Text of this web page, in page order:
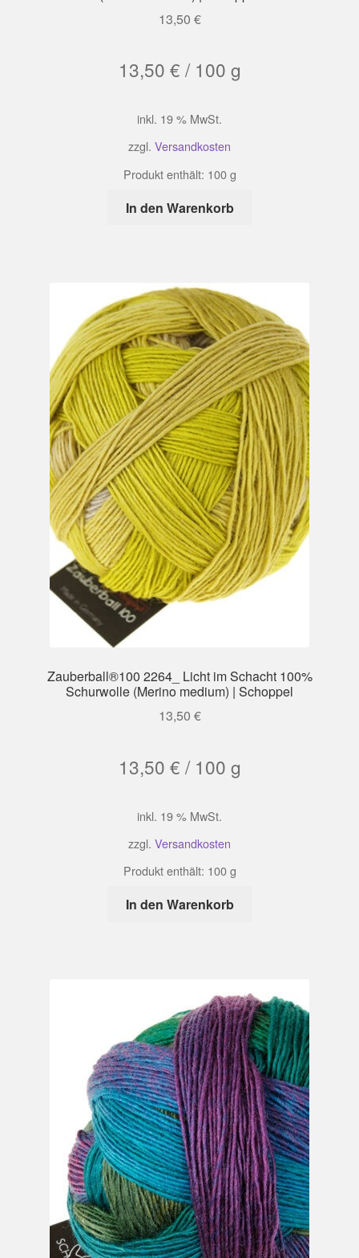
13,50 €
13,50 € / 100 g
inkl. 19 % MwSt.
zzgl. Versandkosten
Produkt enthält: 100g
In den Warenkorb
Zauberball®100 2264_ Licht im Schacht 100%
Schurwolle (Merino medium) | Schoppel
13,50 €
13,50 € / 100 g
inkl. 19 % MwSt.
zzgl. Versandkosten
Produkt enthält: 100g
In den Warenkorb